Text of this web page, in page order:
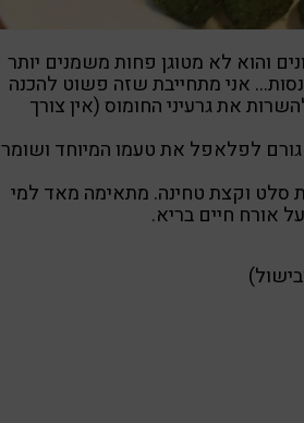
והוא לא מטוגן פחות משמנים יותר
אני מתחייבת שזה פשוט להכנה
את גרעיני החומוס (אין צורך
לפלאפל את טעמו המיוחד ושומר
וקצת טחינה. מתאימה מאד למי
אורח חיים בריא.